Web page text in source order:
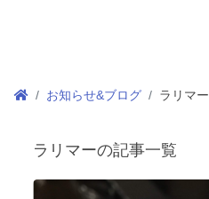
お知らせ&ブログ ラリマー
ラリマーの記事一覧